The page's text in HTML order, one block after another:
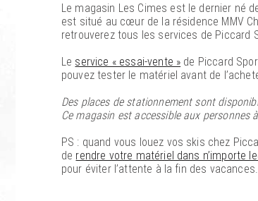
Le magasin Les Cimes est le dernier né
est situé au cœur de la résidence MMV
retrouverez tous les services de Piccard
Le service « essai-vente » de Piccard
pouvez tester le matériel avant de
Des places de stationnement sont
Ce magasin est accessible aux personnes
PS : quand vous louez vos skis chez
de rendre votre matériel dans n’importe
pour éviter l’attente à la fin des vacances.